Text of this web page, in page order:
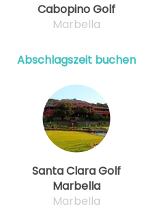
Cabopino Golf
Marbella
Abschlagszeit buchen
Santa Clara Golf
Marbella
Marbella